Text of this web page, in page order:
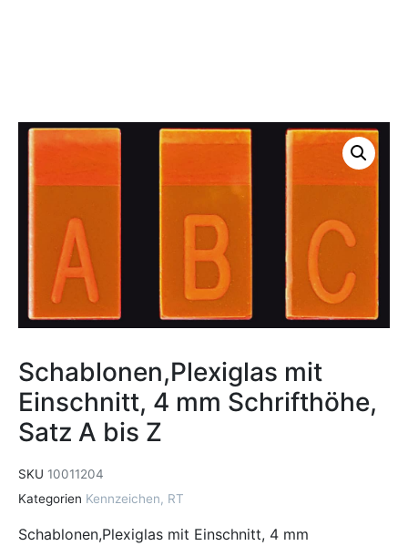
Schablonen,Plexiglas mit
Einschnitt, 4 mm Schrifthöhe,
Satz A bis Z
SKU 10011204
Kategorien Kennzeichen, RT
Schablonen,Plexiglas mit Einschnitt, 4 mm